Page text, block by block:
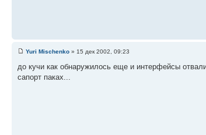
Yuri Mischenko » 15 дек 2002, 09:23
до кучи как обнаружилось еще и интерфейсы
сапорт паках...